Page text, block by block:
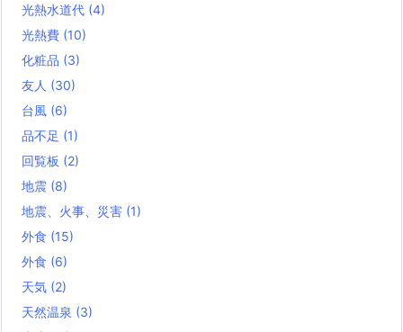
光熱水道代 (4)
光熱費 (10)
化粧品 (3)
友人 (30)
台風 (6)
品不足 (1)
回覧板 (2)
地震 (8)
地震、火事、災害 (1)
外食 (15)
外食 (6)
天気 (2)
天然温泉 (3)